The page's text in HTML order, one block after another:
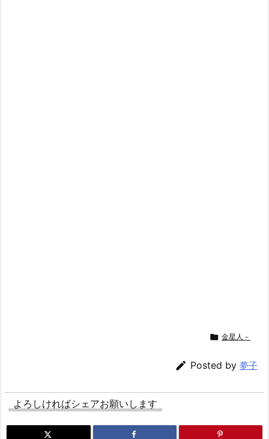
 金星人－
 Posted by 夢子
よろしければシェアお願いします